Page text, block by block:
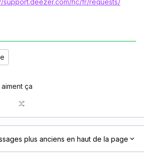
support.deezer.com/hc/fr/requests/
ça
plus anciens en haut de la page